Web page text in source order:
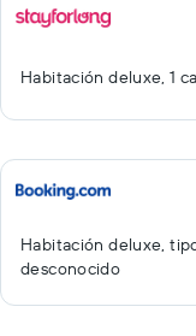
Habitación deluxe, 1
Habitación deluxe,
desconocido